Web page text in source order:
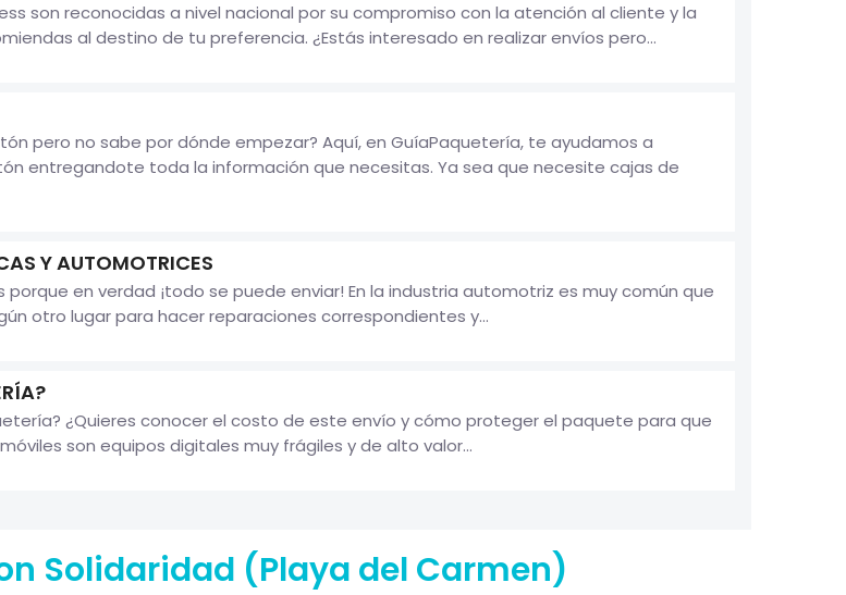
son reconocidas a nivel nacional por su compromiso con la atención al cliente y la
al destino de tu preferencia. ¿Estás interesado en realizar envíos pero...
pero no sabe por dónde empezar? Aquí, en GuíaPaquetería, te ayudamos a
entregandote toda la información que necesitas. Ya sea que necesite cajas de
Y AUTOMOTRICES
en verdad ¡todo se puede enviar! En la industria automotriz es muy común que
otro lugar para hacer reparaciones correspondientes y...
¿Quieres conocer el costo de este envío y cómo proteger el paquete para que
son equipos digitales muy frágiles y de alto valor...
Solidaridad (Playa del Carmen)